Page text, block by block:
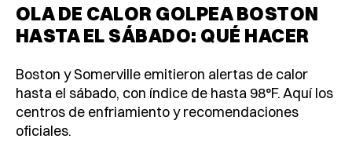
OLA DE CALOR GOLPEA BOSTON
HASTA EL SÁBADO: QUÉ HACER
Boston y Somerville emitieron alertas de calor
hasta el sábado, con índice de hasta 98°F. Aquí los
centros de enfriamiento y recomendaciones
oficiales.